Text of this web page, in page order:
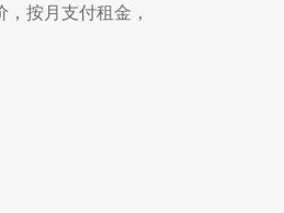
按月支付租金，